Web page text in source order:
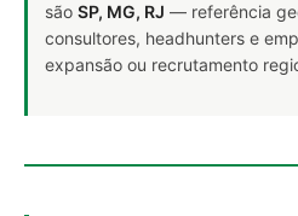
são SP, MG, RJ — referência
consultores, headhunters e
expansão ou recrutamento